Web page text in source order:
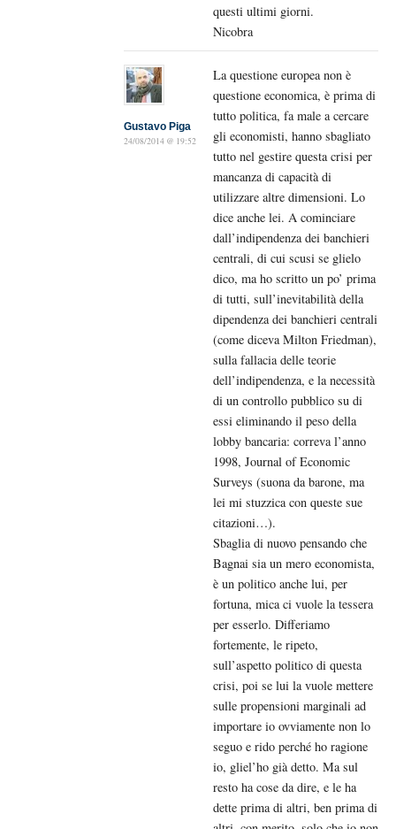
questi ultimi giorni.
Nicobra
Gustavo Piga
24/08/2014 @ 19:52
La questione europea non è
questione economica, è prima di
tutto politica, fa male a cercare
gli economisti, hanno sbagliato
tutto nel gestire questa crisi per
mancanza di capacità di
utilizzare altre dimensioni. Lo
dice anche lei. A cominciare
dall’indipendenza dei banchieri
centrali, di cui scusi se glielo
dico, ma ho scritto un po’ prima
di tutti, sull’inevitabilità della
dipendenza dei banchieri centrali
(come diceva Milton Friedman),
sulla fallacia delle teorie
dell’indipendenza, e la necessità
di un controllo pubblico su di
essi eliminando il peso della
lobby bancaria: correva l’anno
1998, Journal of Economic
Surveys (suona da barone, ma
lei mi stuzzica con queste sue
citazioni…).
Sbaglia di nuovo pensando che
Bagnai sia un mero economista,
è un politico anche lui, per
fortuna, mica ci vuole la tessera
per esserlo. Differiamo
fortemente, le ripeto,
sull’aspetto politico di questa
crisi, poi se lui la vuole mettere
sulle propensioni marginali ad
importare io ovviamente non lo
seguo e rido perché ho ragione
io, gliel’ho già detto. Ma sul
resto ha cose da dire, e le ha
dette prima di altri, ben prima di